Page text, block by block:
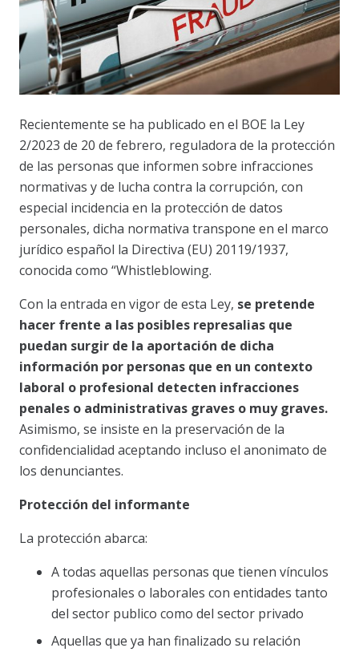
Recientemente se ha publicado en el BOE la Ley
2/2023 de 20 de febrero, reguladora de la protección
de las personas que informen sobre infracciones
normativas y de lucha contra la corrupción, con
especial incidencia en la protección de datos
personales, dicha normativa transpone en el marco
jurídico español la Directiva (EU) 20119/1937,
conocida como “Whistleblowing.
Con la entrada en vigor de esta Ley, se pretende
hacer frente a las posibles represalias que
puedan surgir de la aportación de dicha
información por personas que en un contexto
laboral o profesional detecten infracciones
penales o administrativas graves o muy graves.
Asimismo, se insiste en la preservación de la
confidencialidad aceptando incluso el anonimato de
los denunciantes.
Protección del informante
La protección abarca:
A todas aquellas personas que tienen vínculos
profesionales o laborales con entidades tanto
del sector publico como del sector privado
Aquellas que ya han finalizado su relación